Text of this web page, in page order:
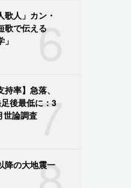
6
歌人」カン・
歌で伝える
7
持率】急落、
後最低に：3
世論調査
降の大地震一